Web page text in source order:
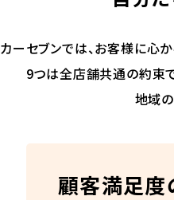
カーセブンでは、お客様に心
9つは全店舗共通の約束
地域
顧客満足度